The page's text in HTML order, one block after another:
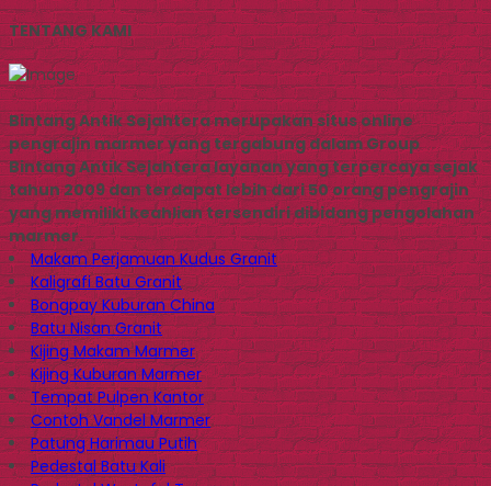
TENTANG KAMI
Bintang Antik Sejahtera merupakan situs online
pengrajin marmer yang tergabung dalam Group
Bintang Antik Sejahtera layanan yang terpercaya sejak
tahun 2009 dan terdapat lebih dari 50 orang pengrajin
yang memiliki keahlian tersendiri dibidang pengolahan
marmer.
Makam Perjamuan Kudus Granit
Kaligrafi Batu Granit
Bongpay Kuburan China
Batu Nisan Granit
Kijing Makam Marmer
Kijing Kuburan Marmer
Tempat Pulpen Kantor
Contoh Vandel Marmer
Patung Harimau Putih
Pedestal Batu Kali